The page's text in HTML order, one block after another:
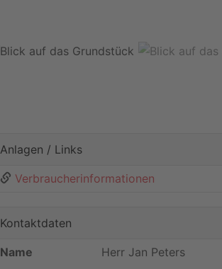
Anlagen / Links
Verbraucherinformationen
Kontaktdaten
Name
Herr Jan Peters